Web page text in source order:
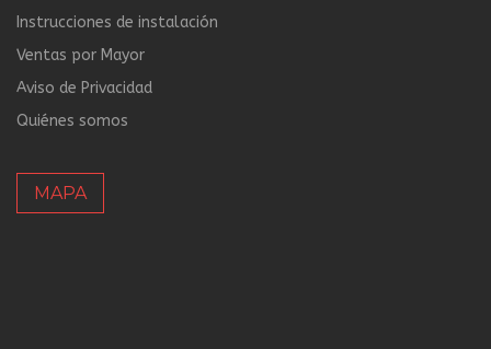
Instrucciones de instalación
Ventas por Mayor
Aviso de Privacidad
Quiénes somos
MAPA